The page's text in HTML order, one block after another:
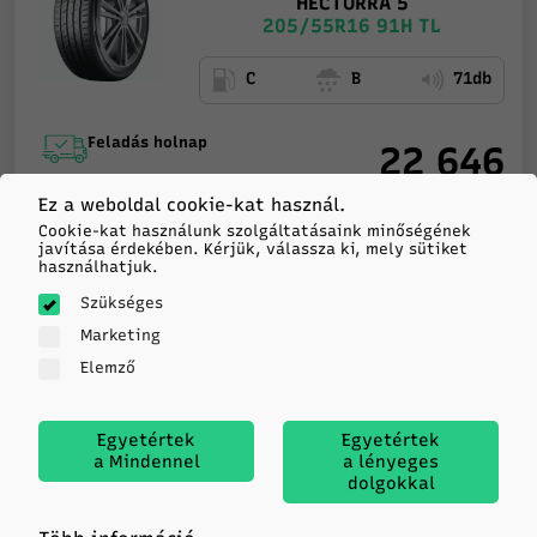
205/55R16 91H TL
C B 71db
Feladás holnap 22 646
- +
205/55R16 91V TL
C B
Ez a weboldal cookie-kat használ.
Cookie-kat használunk szolgáltatásaink minőségének
javítása érdekében. Kérjük, válassza ki, mely sütiket
használhatjuk.
Szükséges
Marketing
Elemző
Egyetértek
a Mindennel
Egyetértek
a lényeges
dolgokkal